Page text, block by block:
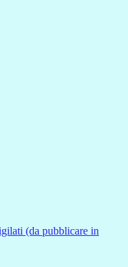
(da pubblicare in